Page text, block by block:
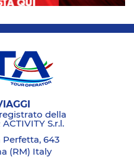
della
S.r.l.
643
(RM) Italy